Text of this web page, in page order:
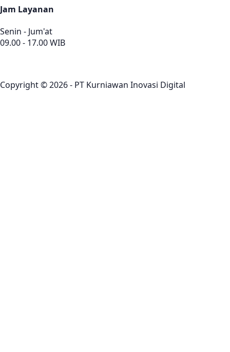
Jam Layanan
Senin - Jum'at
09.00 - 17.00 WIB
Copyright © 2026 - PT Kurniawan Inovasi Digital